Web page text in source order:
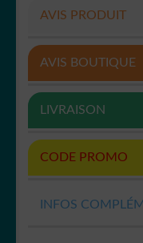
AVIS PRODUIT
AVIS BOUTIQUE
LIVRAISON
CODE PROMO
INFOS